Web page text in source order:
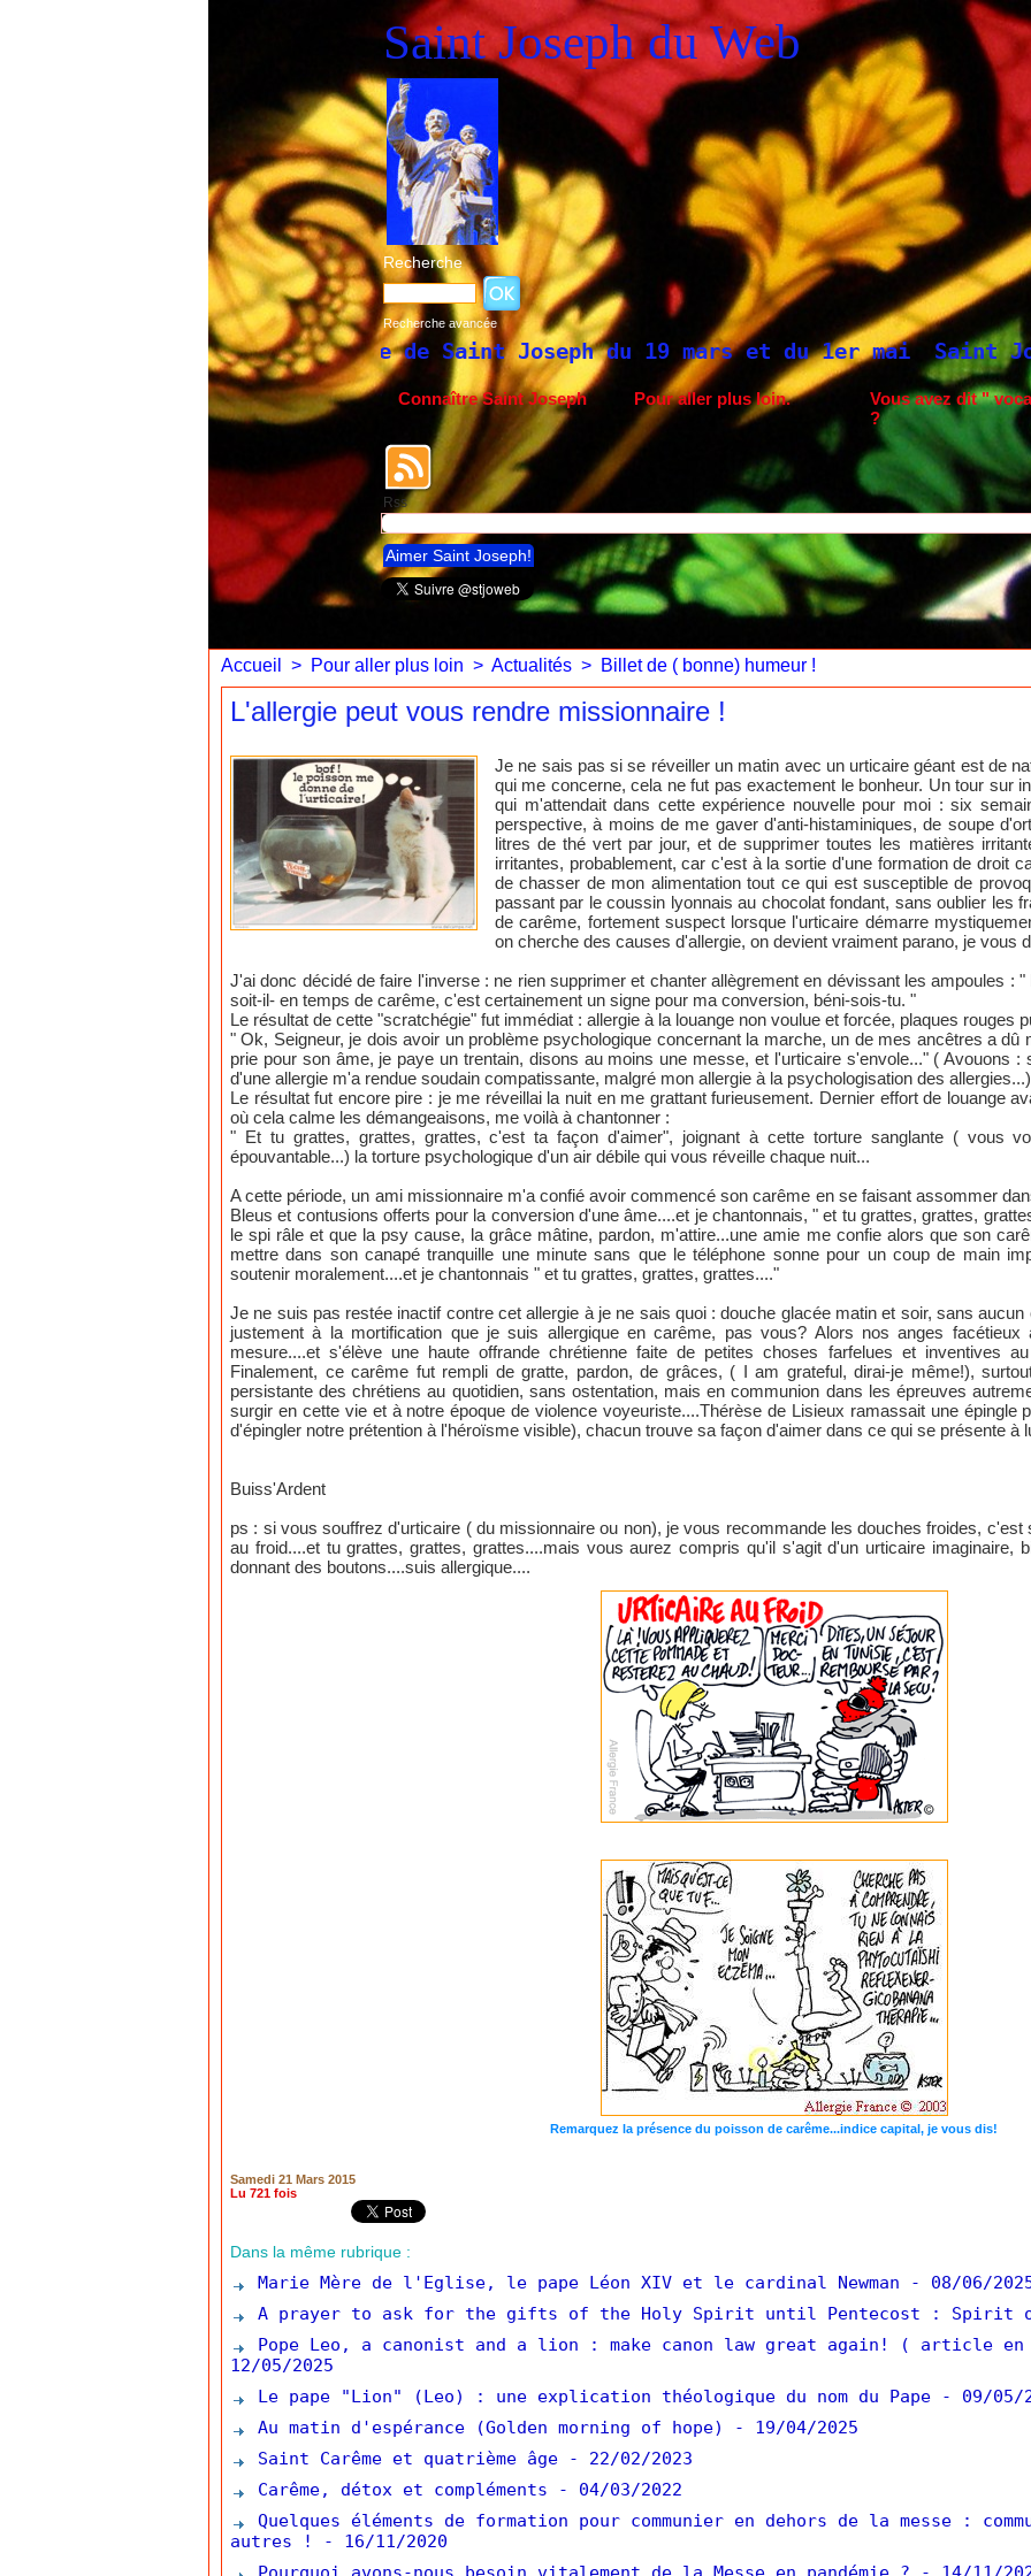
Saint Joseph du Web
Recherche
Recherche avancée
de la fête de Saint Joseph du 19 mars et du 1er mai Saint Joseph à Fatima.
Connaître Saint Joseph Pour aller plus loin.
Vous avez dit "
?
Rss
Aimer Saint Joseph!
Accueil > Pour aller plus loin > Actualités > Billet de ( bonne) humeur !
L'allergie peut vous rendre missionnaire !
Je ne sais pas si se réveiller un matin avec un urticaire géant est de
qui me concerne, cela ne fut pas exactement le bonheur. Un tour sur
qui m'attendait dans cette expérience nouvelle pour moi : six
perspective, à moins de me gaver d'anti-histaminiques, de soupe
litres de thé vert par jour, et de supprimer toutes les matières
irritantes, probablement, car c'est à la sortie d'une formation de droit
de chasser de mon alimentation tout ce qui est susceptible de
passant par le coussin lyonnais au chocolat fondant, sans oublier les
de carême, fortement suspect lorsque l'urticaire démarre
on cherche des causes d'allergie, on devient vraiment parano, je vous
J'ai donc décidé de faire l'inverse : ne rien supprimer et chanter allègrement en dévissant les ampoules :
soit-il- en temps de carême, c'est certainement un signe pour ma conversion, béni-sois-tu. "
Le résultat de cette "scratchégie" fut immédiat : allergie à la louange non voulue et forcée, plaques rouges
" Ok, Seigneur, je dois avoir un problème psychologique concernant la marche, un de mes ancêtres a
prie pour son âme, je paye un trentain, disons au moins une messe, et l'urticaire s'envole..." ( Avouons :
d'une allergie m'a rendue soudain compatissante, malgré mon allergie à la psychologisation des allergies...)
Le résultat fut encore pire : je me réveillai la nuit en me grattant furieusement. Dernier effort de louange
où cela calme les démangeaisons, me voilà à chantonner :
" Et tu grattes, grattes, grattes, c'est ta façon d'aimer", joignant à cette torture sanglante ( vous
épouvantable...) la torture psychologique d'un air débile qui vous réveille chaque nuit...
A cette période, un ami missionnaire m'a confié avoir commencé son carême en se faisant assommer
Bleus et contusions offerts pour la conversion d'une âme....et je chantonnais, " et tu grattes, grattes,
le spi râle et que la psy cause, la grâce mâtine, pardon, m'attire...une amie me confie alors que son
mettre dans son canapé tranquille une minute sans que le téléphone sonne pour un coup de main
soutenir moralement....et je chantonnais " et tu grattes, grattes, grattes...."
Je ne suis pas restée inactif contre cet allergie à je ne sais quoi : douche glacée matin et soir, sans
justement à la mortification que je suis allergique en carême, pas vous? Alors nos anges facétieux
mesure....et s'élève une haute offrande chrétienne faite de petites choses farfelues et inventives
Finalement, ce carême fut rempli de gratte, pardon, de grâces, ( I am grateful, dirai-je même!),
persistante des chrétiens au quotidien, sans ostentation, mais en communion dans les épreuves
surgir en cette vie et à notre époque de violence voyeuriste....Thérèse de Lisieux ramassait une épingle
d'épingler notre prétention à l'héroïsme visible), chacun trouve sa façon d'aimer dans ce qui se présente à
Buiss'Ardent
ps : si vous souffrez d'urticaire ( du missionnaire ou non), je vous recommande les douches froides,
au froid....et tu grattes, grattes, grattes....mais vous aurez compris qu'il s'agit d'un urticaire imaginaire,
donnant des boutons....suis allergique....
Remarquez la présence du poisson de carême...indice capital, je vous dis!
Samedi 21 Mars 2015
Lu 721 fois
Dans la même rubrique :
Marie Mère de l'Eglise, le pape Léon XIV et le cardinal Newman
- 08/06/
A prayer to ask for the gifts of the Holy Spirit until Pentecost : Spirit of
Pope Leo, a canonist and a lion : make canon law great again! ( article
12/05/2025
Le pape "Lion" (Leo) : une explication théologique du nom du Pape
- 09/05/
Au matin d'espérance (Golden morning of hope)
- 19/04/2025
Saint Carême et quatrième âge
- 22/02/2023
Carême, détox et compléments
- 04/03/2022
Quelques éléments de formation pour communier en dehors de la messe :
autres !
- 16/11/2020